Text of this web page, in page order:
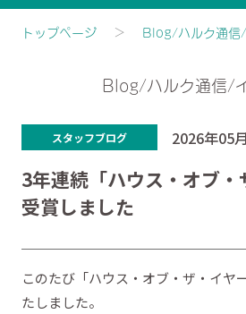
トップページ Blog/ハルク通信
Blog/ハルク通信/
スタッフブログ 2026年05
3年連続「ハウス・オブ・
受賞しました
このたび「ハウス・オブ・ザ・イヤ
たしました。